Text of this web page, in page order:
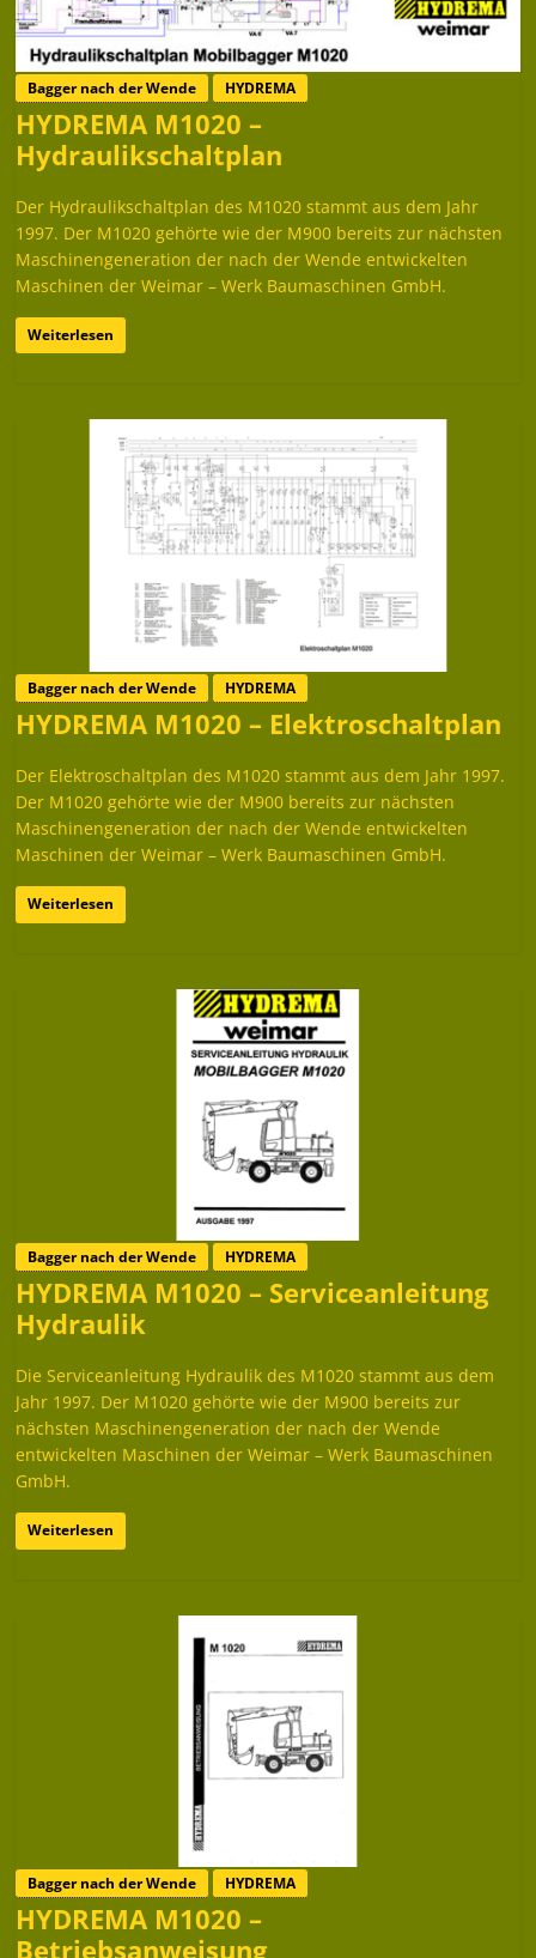
Bagger nach der Wende HYDREMA
HYDREMA M1020 –
Hydraulikschaltplan
Der Hydraulikschaltplan des M1020 stammt aus dem Jahr
1997. Der M1020 gehörte wie der M900 bereits zur nächsten
Maschinengeneration der nach der Wende entwickelten
Maschinen der Weimar – Werk Baumaschinen GmbH.
Weiterlesen
Bagger nach der Wende HYDREMA
HYDREMA M1020 – Elektroschaltplan
Der Elektroschaltplan des M1020 stammt aus dem Jahr 1997.
Der M1020 gehörte wie der M900 bereits zur nächsten
Maschinengeneration der nach der Wende entwickelten
Maschinen der Weimar – Werk Baumaschinen GmbH.
Weiterlesen
Bagger nach der Wende HYDREMA
HYDREMA M1020 – Serviceanleitung
Hydraulik
Die Serviceanleitung Hydraulik des M1020 stammt aus dem
Jahr 1997. Der M1020 gehörte wie der M900 bereits zur
nächsten Maschinengeneration der nach der Wende
entwickelten Maschinen der Weimar – Werk Baumaschinen
GmbH.
Weiterlesen
Bagger nach der Wende HYDREMA
HYDREMA M1020 –
Betriebsanweisung